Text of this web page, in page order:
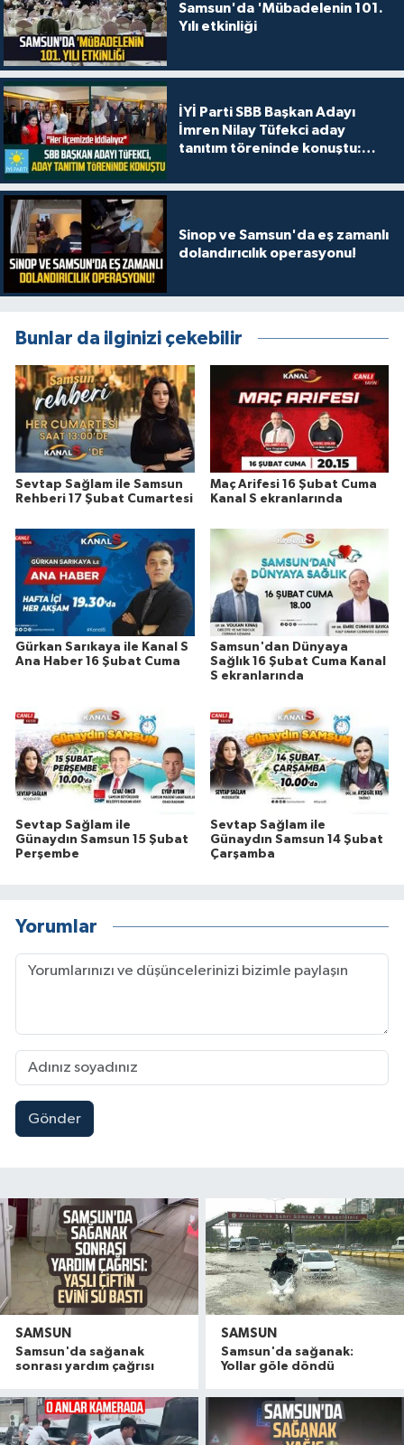
Samsun'da 'Mübadelenin 101.
Yılı etkinliği
İYİ Parti SBB Başkan Adayı
İmren Nilay Tüfekci aday
tanıtım töreninde konuştu:
Sinop ve Samsun'da eş zamanlı
dolandırıcılık operasyonu!
Bunlar da ilginizi çekebilir
Sevtap Sağlam ile Samsun
Rehberi 17 Şubat Cumartesi
Maç Arifesi 16 Şubat Cuma
Kanal S ekranlarında
Gürkan Sarıkaya ile Kanal S
Ana Haber 16 Şubat Cuma
Samsun'dan Dünyaya
Sağlık 16 Şubat Cuma Kanal
S ekranlarında
Sevtap Sağlam ile
Günaydın Samsun 15 Şubat
Perşembe
Sevtap Sağlam ile
Günaydın Samsun 14 Şubat
Çarşamba
Yorumlar
Gönder
SAMSUN
Samsun'da sağanak
sonrası yardım çağrısı
SAMSUN
Samsun'da sağanak:
Yollar göle döndü